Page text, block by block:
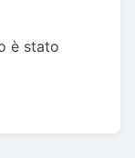
è stato